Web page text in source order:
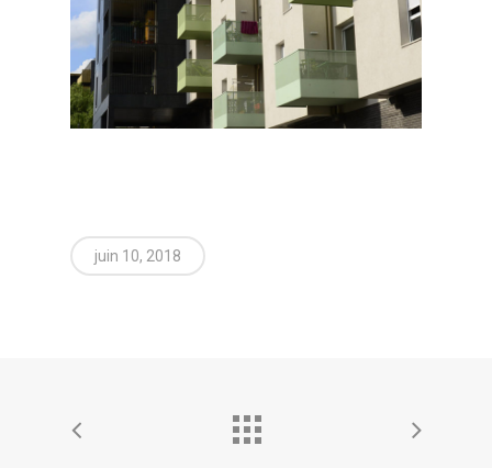
juin 10, 2018